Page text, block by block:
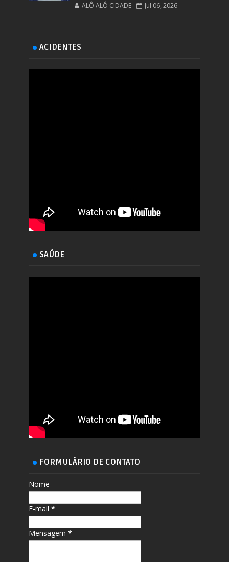
ALÔ ALÔ CIDADE Jul 06, 2026
ACIDENTES
SAÚDE
FORMULÁRIO DE CONTATO
Nome
E-mail*
Mensagem*